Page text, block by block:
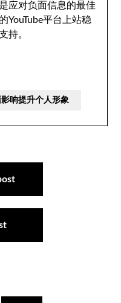
应对负面信息的最佳
YouTube平台上站稳
持。
响提升个人形象